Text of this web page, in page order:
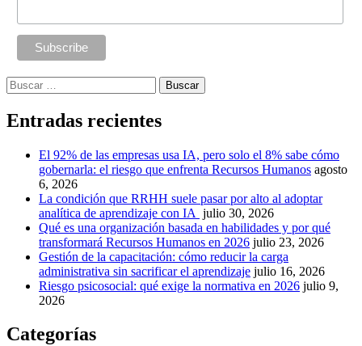
Buscar:
Entradas recientes
El 92% de las empresas usa IA, pero solo el 8% sabe cómo
gobernarla: el riesgo que enfrenta Recursos Humanos agosto
6, 2026
La condición que RRHH suele pasar por alto al adoptar
analítica de aprendizaje con IA julio 30, 2026
Qué es una organización basada en habilidades y por qué
transformará Recursos Humanos en 2026 julio 23, 2026
Gestión de la capacitación: cómo reducir la carga
administrativa sin sacrificar el aprendizaje julio 16, 2026
Riesgo psicosocial: qué exige la normativa en 2026 julio 9,
2026
Categorías